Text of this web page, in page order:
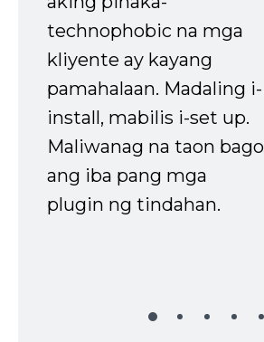
technophobic na mga
kliyente ay kayang
pamahalaan. Madaling i-
install, mabilis i-set up.
Maliwanag na taon bago
ang iba pang mga
plugin ng tindahan.